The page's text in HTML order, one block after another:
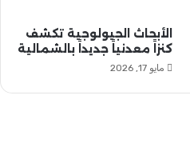
الأبحاث الجيولوجية تكشف
كنزاً معدنياً جديداً بالشمالية
مايو 17, 2026